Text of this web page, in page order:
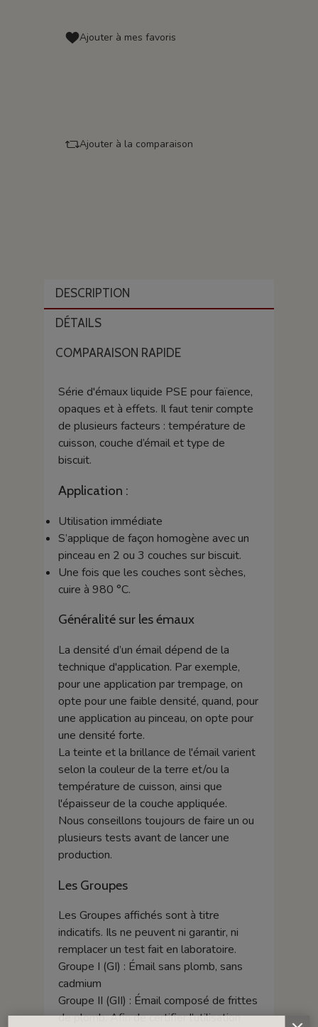
Ajouter à mes favoris
Ajouter à la comparaison
DESCRIPTION
DÉTAILS
COMPARAISON RAPIDE
Série d'émaux liquide PSE pour faïence,
opaques et à effets. Il faut tenir compte
de plusieurs facteurs : température de
cuisson, couche d’émail et type de
biscuit.
Application :
Utilisation immédiate
S’applique de façon homogène avec un
pinceau en 2 ou 3 couches sur biscuit.
Une fois que les couches sont sèches,
cuire à 980 °C.
Généralité sur les émaux
La densité d’un émail dépend de la
technique d'application. Par exemple,
pour une application par trempage, on
opte pour une faible densité, quand, pour
une application au pinceau, on opte pour
une densité forte.
La teinte et la brillance de l'émail varient
selon la couleur de la terre et/ou la
température de cuisson, ainsi que
l'épaisseur de la couche appliquée.
Nous conseillons toujours de faire un ou
plusieurs tests avant de lancer une
production.
Les Groupes
Les Groupes affichés sont à titre
indicatifs. Ils ne peuvent ni garantir, ni
remplacer un test fait en laboratoire.
Groupe I (GI) : Émail sans plomb, sans
cadmium
Groupe II (GII) : Émail composé de frittes
de plomb. Afin de certifier l’utilisation